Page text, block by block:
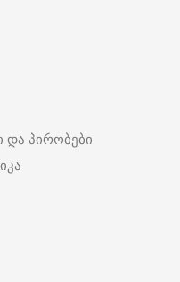
და პირობები